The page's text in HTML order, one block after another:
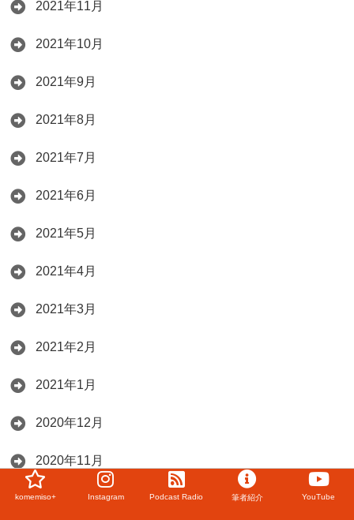
2021年11月
2021年10月
2021年9月
2021年8月
2021年7月
2021年6月
2021年5月
2021年4月
2021年3月
2021年2月
2021年1月
2020年12月
2020年11月
2020年10月
komemiso+ Instagram Podcast Radio 筆者紹介 YouTube